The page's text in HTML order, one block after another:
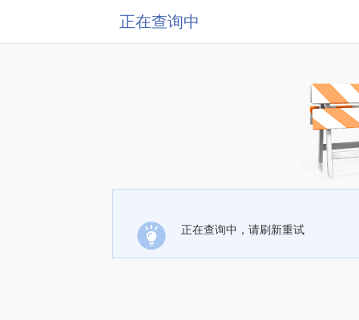
正在查询中
正在查询中，请刷新重试